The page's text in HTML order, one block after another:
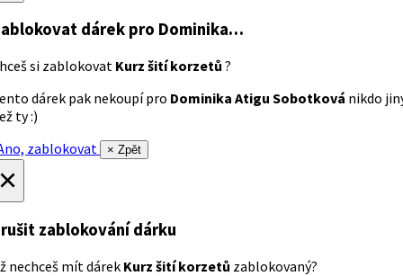
dárek pro Dominika…
si zablokovat Kurz šití korzetů ?
dárek pak nekoupí pro Dominika Atigu Sobotková nikdo
ty :)
zablokovat
× Zpět
zablokování dárku
nechceš mít dárek Kurz šití korzetů zablokovaný?